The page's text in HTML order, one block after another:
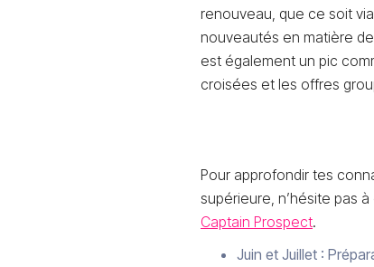
renouveau, que ce soit
nouveautés en matière
est également un pic
croisées et les offres
Pour approfondir tes
supérieure, n’hésite pas
Captain Prospect.
Juin et Juillet :